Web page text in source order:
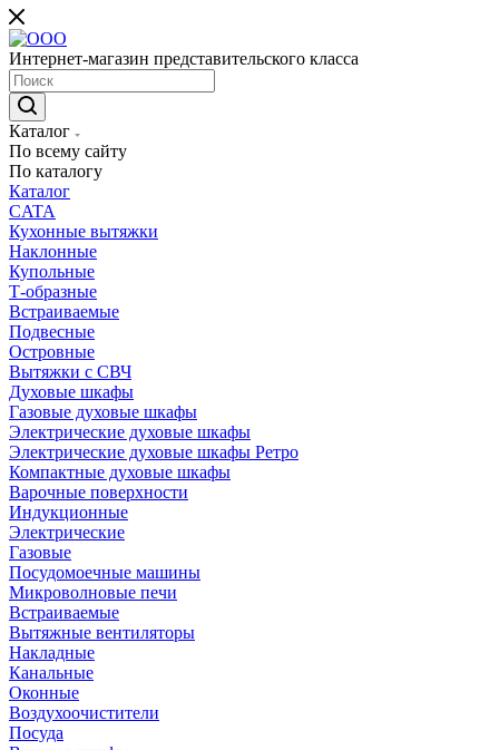
Интернет-магазин представительского класса
Каталог
По всему сайту
По каталогу
Каталог
CATA
Кухонные вытяжки
Наклонные
Купольные
Т-образные
Встраиваемые
Подвесные
Островные
Вытяжки с СВЧ
Духовые шкафы
Газовые духовые шкафы
Электрические духовые шкафы
Электрические духовые шкафы Ретро
Компактные духовые шкафы
Варочные поверхности
Индукционные
Электрические
Газовые
Посудомоечные машины
Микроволновые печи
Встраиваемые
Вытяжные вентиляторы
Накладные
Канальные
Оконные
Воздухоочистители
Посуда